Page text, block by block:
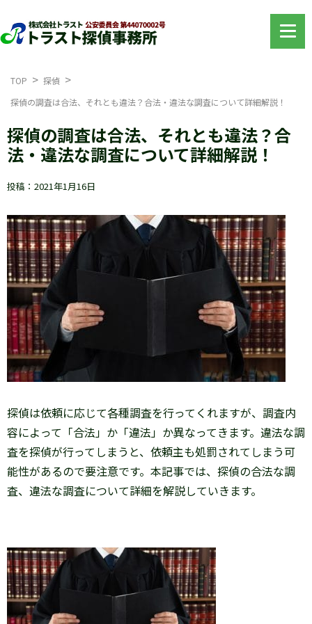
TOP
探偵
探偵の調査は合法、それとも違法？合法・違法な調査について詳細解説！
探偵の調査は合法、それとも違法？合
法・違法な調査について詳細解説！
投稿：2021年1月16日
探偵は依頼に応じて各種調査を行ってくれますが、調査内
容によって「合法」か「違法」か異なってきます。違法な調
査を探偵が行ってしまうと、依頼主も処罰されてしまう可
能性があるので要注意です。本記事では、探偵の合法な調
査、違法な調査について詳細を解説していきます。